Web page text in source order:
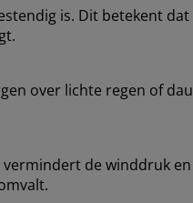
is. Dit betekent
over lichte regen of
de winddruk